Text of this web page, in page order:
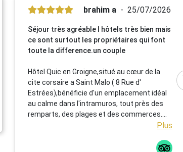
brahim a 25/07/2026
Séjour très agréable l hôtels très bien mais
ce sont surtout les propriétaires qui font
toute la difference.un couple
Hôtel Quic en Groigne,situé au cœur de la
cite corsaire a Saint Malo ( 8 Rue d'
Estrées),bénéficie d'un emplacement idéal
au calme dans l'intramuros, tout près des
remparts, des plages et des commerces.
Cet établissement chaleureux propose des
Plus